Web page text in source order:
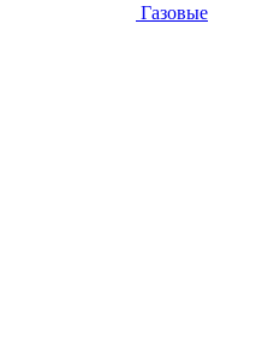
Газовые